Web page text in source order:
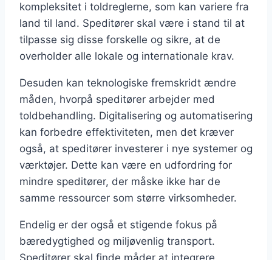
kompleksitet i toldreglerne, som kan variere fra
land til land. Speditører skal være i stand til at
tilpasse sig disse forskelle og sikre, at de
overholder alle lokale og internationale krav.
Desuden kan teknologiske fremskridt ændre
måden, hvorpå speditører arbejder med
toldbehandling. Digitalisering og automatisering
kan forbedre effektiviteten, men det kræver
også, at speditører investerer i nye systemer og
værktøjer. Dette kan være en udfordring for
mindre speditører, der måske ikke har de
samme ressourcer som større virksomheder.
Endelig er der også et stigende fokus på
bæredygtighed og miljøvenlig transport.